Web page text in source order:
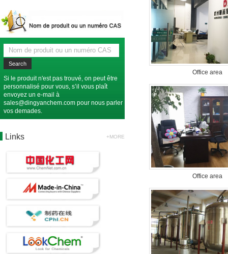
Si le produit n'est pas trouvé, on peut être
personnalisé pour vous, s’il vous plaît
envoyez un e-mail à
sales@dingyanchem.com pour nous parler
vos demades.
Links +MORE
Office area
Office area